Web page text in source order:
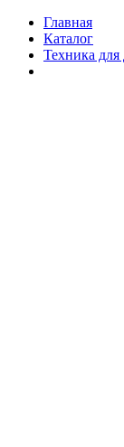
Главная
Каталог
Техника для